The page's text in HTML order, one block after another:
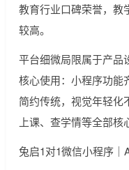
教育行业口碑荣誉，教
较高。
平台细微局限属于产品
核心使用：小程序功能
简约传统，视觉年轻化
上课、查学情等全部核
兔启1对1微信小程序｜